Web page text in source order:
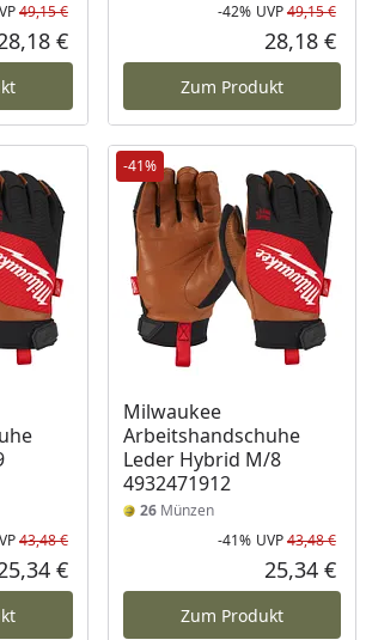
Rabatt in Prozent
Ursprünglicher Preis
49,15 €
Aktueller Preis
€
-42% UVP49,15 €
28,18 €
Zum Produkt
Rabatt in Prozent
Ursprünglicher Preis
43,48 €
Aktueller Preis
€
-41%
Milwaukee
Arbeitshandschuhe
Leder Hybrid M/8
4932471912
26Münzen
-41% UVP43,48 €
25,34 €
Zum Produkt